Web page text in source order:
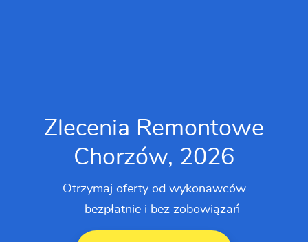
Zlecenia Remontowe
Chorzów, 2026
Otrzymaj oferty od wykonawców
— bezpłatnie i bez zobowiązań